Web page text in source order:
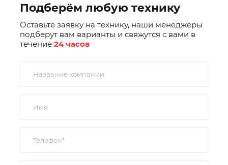
Подберём любую технику
Оставьте заявку на технику, наши менеджеры
подберут вам варианты и свяжутся с вами в
течение 24 часов